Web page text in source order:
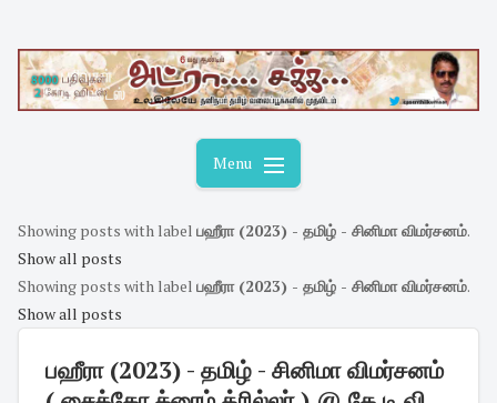
content
Menu
Showing posts with label பஹீரா (2023) - தமிழ் - சினிமா விமர்சனம்.
Show all posts
Showing posts with label பஹீரா (2023) - தமிழ் - சினிமா விமர்சனம்.
Show all posts
பஹீரா (2023) - தமிழ் - சினிமா விமர்சனம்